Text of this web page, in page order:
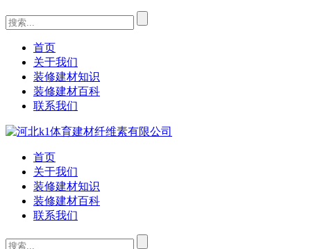
首页
关于我们
装修建材知识
装修建材百科
联系我们
首页
关于我们
装修建材知识
装修建材百科
联系我们